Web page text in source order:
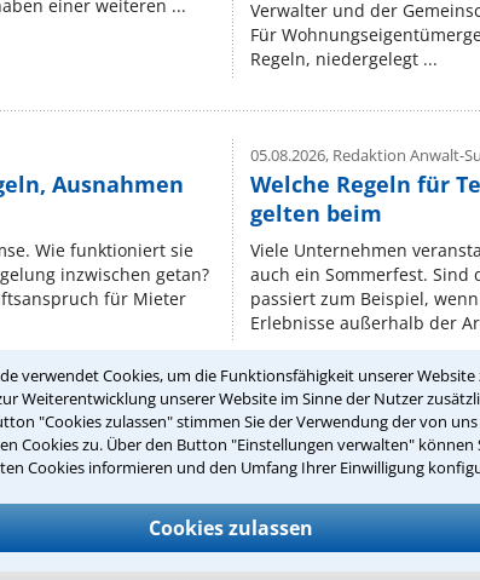
verwendet Cookies, um die Funktionsfähigkeit unserer Website
Weiterentwicklung unserer Website im Sinne der Nutzer
"Cookies zulassen" stimmen Sie der Verwendung der von
Cookies zu. Über den Button "Einstellungen verwalten" können
Cookies informieren und den Umfang Ihrer Einwilligung
Cookies zulassen
einer weiteren ...
Verwalter und der
Für
Regeln, niedergelegt ...
Ausnahmen
Wie funktioniert sie
inzwischen getan?
für Mieter
05.08.2026,Redaktion Anwalt-
Welche Regeln für
gelten beim
Viele Unternehmen
auch ein Sommerfest. Sind
passiert zum Beispiel,
Erlebnisse außerhalb der
Teste Dein Rechtswissen